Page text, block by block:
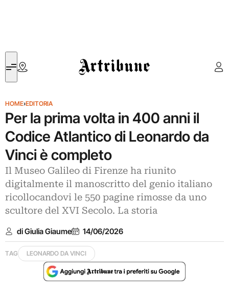
Artribune
HOME›EDITORIA
Per la prima volta in 400 anni il
Codice Atlantico di Leonardo da
Vinci è completo
Il Museo Galileo di Firenze ha riunito
digitalmente il manoscritto del genio italiano
ricollocandovi le 550 pagine rimosse da uno
scultore del XVI Secolo. La storia
di Giulia Giaume 14/06/2026
TAG LEONARDO DA VINCI